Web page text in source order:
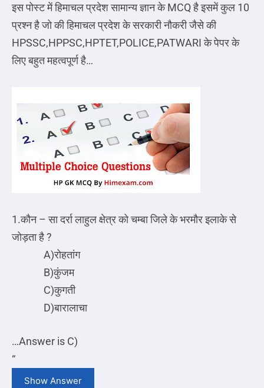
इस पोस्ट में हिमाचल प्रदेश सामान्य ज्ञान के MCQ है इसमें कुल 10
प्रश्न है जो की हिमाचल प्रदेश के सरकारी नौकरी जैसे की
HPSSC,HPPSC,HPTET,POLICE,PATWARI के पेपर के
लिए बहुत महत्वपूर्ण है…
1.कौन – सा दर्रा लाहुल क्षेत्र को चम्बा जिले के भरमौर इलाके से
जोड़ता है ?
A)रोहतांग
B)कुंजम
C)कुगती
D)बारालाचा
…Answer is C)
“
Show Answer